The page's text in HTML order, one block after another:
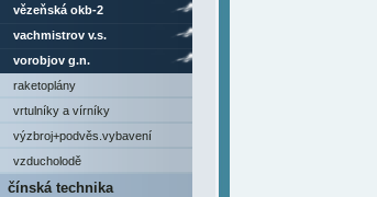
vězeňská okb-2
vachmistrov v.s.
vorobjov g.n.
raketoplány
vrtulníky a vírníky
výzbroj+podvěs.vybavení
vzducholodě
čínská technika